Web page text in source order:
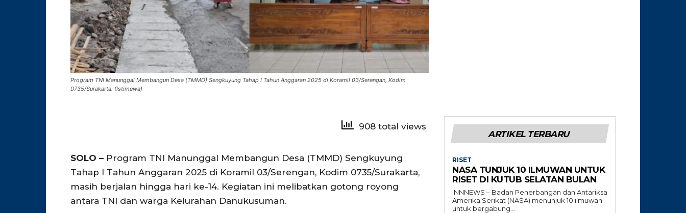
Program TNI Manunggal Membangun Desa (TMMD) Sengkuyung Tahap I Tahun Anggaran 2025 di Koramil 03/Serengan, Kodim
0735/Surakarta. (Istimewa)
908 total views
SOLO – Program TNI Manunggal Membangun Desa (TMMD) Sengkuyung
Tahap I Tahun Anggaran 2025 di Koramil 03/Serengan, Kodim 0735/Surakarta,
masih berjalan hingga hari ke-14. Kegiatan ini melibatkan gotong royong
antara TNI dan warga Kelurahan Danukusuman.
ARTIKEL TERBARU
RISET
NASA TUNJUK 10 ILMUWAN UNTUK
RISET DI KUTUB SELATAN BULAN
INNNEWS – Badan Penerbangan dan Antariksa
Amerika Serikat (NASA) menunjuk 10 ilmuwan
untuk bergabung...